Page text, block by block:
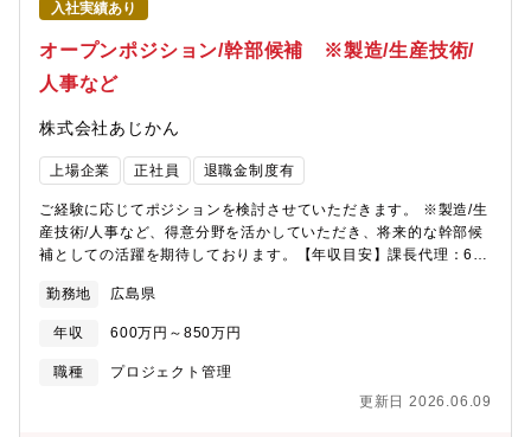
入社実績あり
オープンポジション/幹部候補 ※製造/生産技術/
人事など
株式会社あじかん
上場企業 正社員 退職金制度有
ご経験に応じてポジションを検討させていただきます。 ※製造/生
産技術/人事など、得意分野を活かしていただき、将来的な幹部候
補としての活躍を期待しております。【年収目安】課長代理：600
万
勤務地 広島県
年収 600万円～850万円
職種
プロジェクト管理
更新日 2026.06.09